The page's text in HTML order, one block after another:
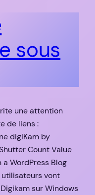
sous
une attention
de liens :
digiKam by
Count Value
WordPress Blog
vont
sur Windows